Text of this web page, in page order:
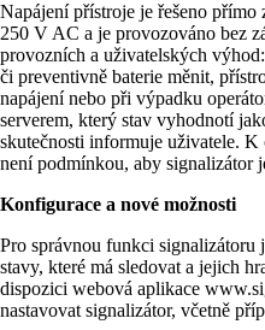
Napájení přístroje je řešeno přímo
250 V AC a je provozováno bez
provozních a uživatelských
či preventivně baterie měnit,
napájení nebo při výpadku
serverem, který stav vyhodnotí
skutečnosti informuje uživatele.
není podmínkou, aby signalizátor
Konfigurace a nové možnosti
Pro správnou funkci signalizátoru
stavy, které má sledovat a jejich
dispozici webová aplikace
nastavovat signalizátor, včetně